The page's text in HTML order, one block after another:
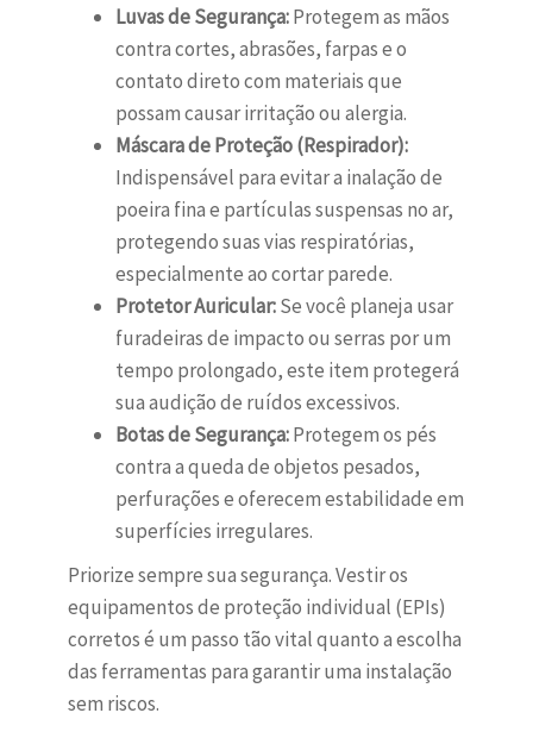
Luvas de Segurança:Protegem as mãos
contra cortes, abrasões, farpas e o
contato direto com materiais que
possam causar irritação ou alergia.
Máscara de Proteção (Respirador):
Indispensável para evitar a inalação de
poeira fina e partículas suspensas no ar,
protegendo suas vias respiratórias,
especialmente ao cortar parede.
Protetor Auricular:Se você planeja usar
furadeiras de impacto ou serras por um
tempo prolongado, este item protegerá
sua audição de ruídos excessivos.
Botas de Segurança:Protegem os pés
contra a queda de objetos pesados,
perfurações e oferecem estabilidade em
superfícies irregulares.
Priorize sempre sua segurança. Vestir os
equipamentos de proteção individual (EPIs)
corretos é um passo tão vital quanto a escolha
das ferramentas para garantir uma instalação
sem riscos.